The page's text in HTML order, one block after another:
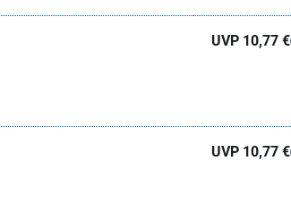
UVP 10,77 €
UVP 10,77 €